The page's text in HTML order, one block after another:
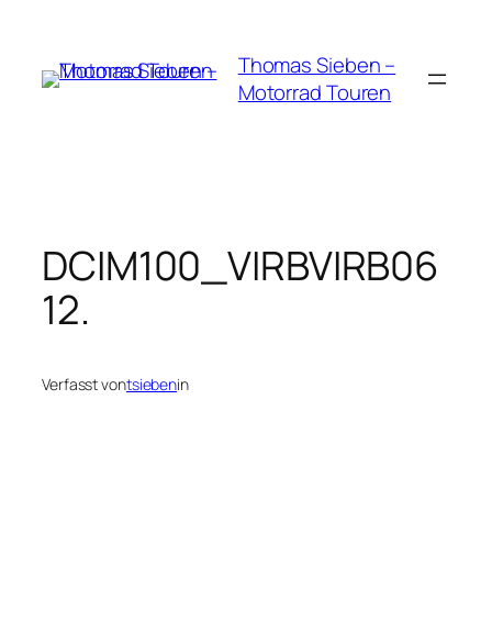
springen
Thomas Sieben –
Motorrad Touren
DCIM100_VIRBVIRB06
12.
Verfasst vontsiebenin